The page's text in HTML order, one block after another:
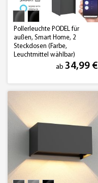
Pollerleuchte PODEL für
außen, Smart Home, 2
Steckdosen (Farbe,
Leuchtmittel wählbar)
ab 34,99 €